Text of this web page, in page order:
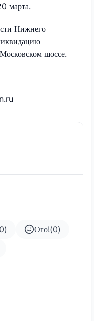
марта.
Нижнего
шоссе.
0) Ого!(0)